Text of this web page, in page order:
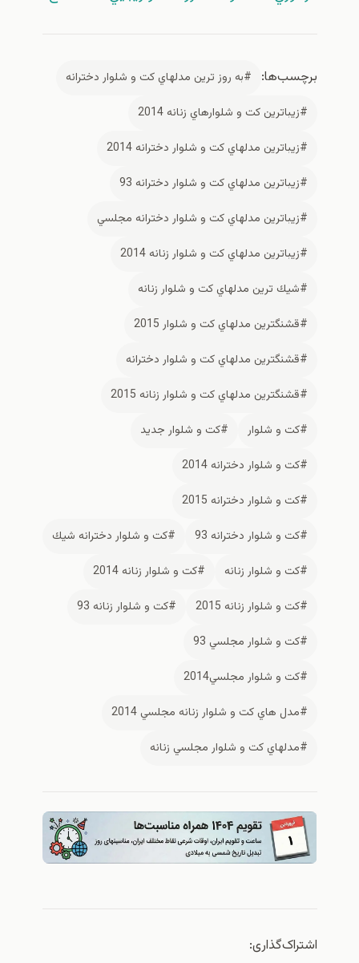
برچسب‌ها:
#به روز ترين مدلهاي كت و شلوار دخترانه
#زيباترين كت و شلوارهاي زنانه 2014
#زيباترين مدلهاي كت و شلوار دخترانه 2014
#زيباترين مدلهاي كت و شلوار دخترانه 93
#زيباترين مدلهاي كت و شلوار دخترانه مجلسي
#زيباترين مدلهاي كت و شلوار زنانه 2014
#شيك ترين مدلهاي كت و شلوار زنانه
#قشنگترين مدلهاي كت و شلوار 2015
#قشنگترين مدلهاي كت و شلوار دخترانه
#قشنگترين مدلهاي كت و شلوار زنانه 2015
#كت و شلوار
#كت و شلوار جديد
#كت و شلوار دخترانه 2014
#كت و شلوار دخترانه 2015
#كت و شلوار دخترانه 93
#كت و شلوار دخترانه شيك
#كت و شلوار زنانه
#كت و شلوار زنانه 2014
#كت و شلوار زنانه 2015
#كت و شلوار زنانه 93
#كت و شلوار مجلسي 93
#كت و شلوار مجلسي2014
#مدل هاي كت و شلوار زنانه مجلسي 2014
#مدلهاي كت و شلوار مجلسي زنانه
اشتراک‌گذاری: